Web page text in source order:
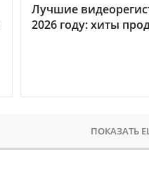
Лучшие
2026 году: хиты
ПОКАЗАТЬ